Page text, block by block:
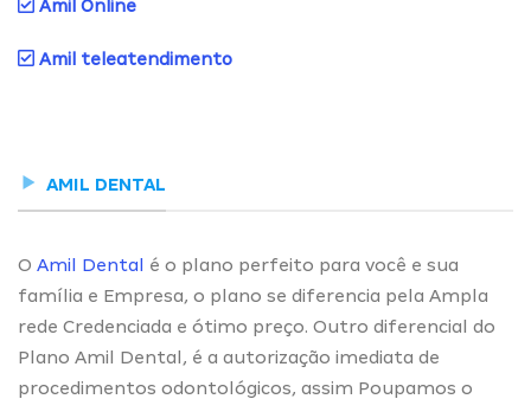
Amil Online
Amil teleatendimento
AMIL DENTAL
O Amil Dental é o plano perfeito para você e sua
família e Empresa, o plano se diferencia pela Ampla
rede Credenciada e ótimo preço. Outro diferencial do
Plano Amil Dental, é a autorização imediata de
procedimentos odontológicos, assim Poupamos o